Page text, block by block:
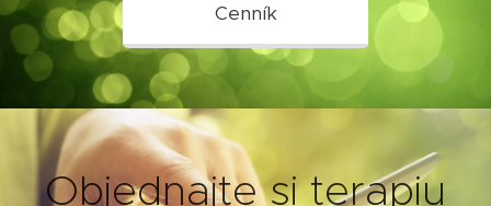
Cenník
Objednajte si terapiu